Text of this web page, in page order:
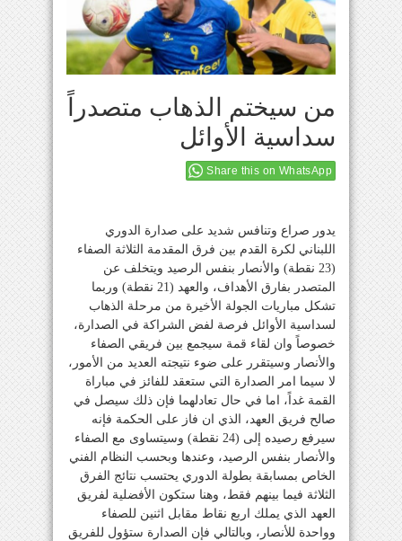
من سيختم الذهاب متصدراً
سداسية الأوائل
Share this on WhatsApp
يدور صراع وتنافس شديد على صدارة الدوري
اللبناني لكرة القدم بين فرق المقدمة الثلاثة الصفاء
(23 نقطة) والأنصار بنفس الرصيد ويتخلف عن
المتصدر بفارق الأهداف، والعهد (21 نقطة) وربما
تشكل مباريات الجولة الأخيرة من مرحلة الذهاب
لسداسية الأوائل فرصة لفض الشراكة في الصدارة،
خصوصاً وان لقاء قمة سيجمع بين فريقي الصفاء
والأنصار وسيتقرر على ضوء نتيجته العديد من الأمور،
لا سيما امر الصدارة التي ستعقد للفائز في مباراة
القمة غداً، اما في حال تعادلهما فإن ذلك سيصل في
صالح فريق العهد، الذي ان فاز على الحكمة فإنه
سيرفع رصيده إلى (24 نقطة) وسيتساوى مع الصفاء
والأنصار بنفس الرصيد، وعندها وبحسب النظام الفني
الخاص بمسابقة بطولة الدوري يحتسب نتائج الفرق
الثلاثة فيما بينهم فقط، وهنا ستكون الأفضلية لفريق
العهد الذي يملك اربع نقاط مقابل اثنين للصفاء
وواحدة للأنصار، وبالتالي فإن الصدارة ستؤول للفريق